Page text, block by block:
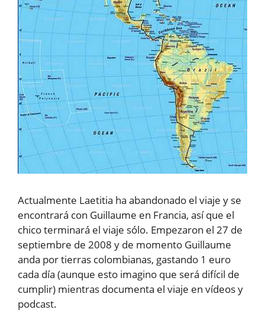
Actualmente Laetitia ha abandonado el viaje y se
encontrará con Guillaume en Francia, así que el
chico terminará el viaje sólo. Empezaron el 27 de
septiembre de 2008 y de momento Guillaume
anda por tierras colombianas, gastando 1 euro
cada día (aunque esto imagino que será difícil de
cumplir) mientras documenta el viaje en vídeos y
podcast.